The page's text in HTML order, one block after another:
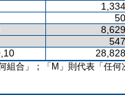
組合」；「M」則代表「任何